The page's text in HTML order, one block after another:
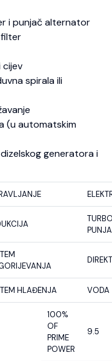
i punjač alternator
filter
cijev
spirala ili
(u automatskim
generatora i
HLAĐENJA VODA
100%
OF
PRIME
POWER
9.5